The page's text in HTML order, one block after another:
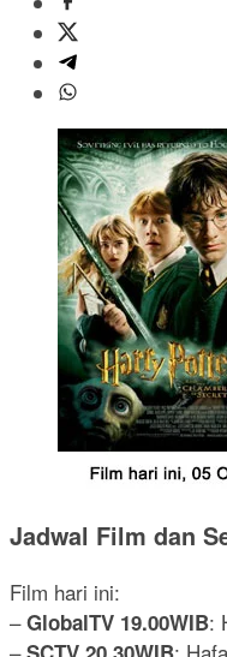
Jadwal Film dan
Film hari ini:
–GlobalTV 19.00WIB: